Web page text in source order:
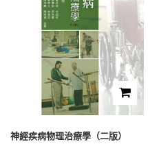
神經疾病物理治療學（二版）